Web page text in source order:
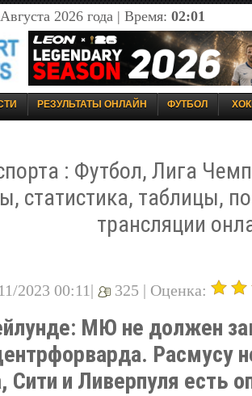
2026 года | Время: 02:01
РЕЗУЛЬТАТЫ ОНЛАЙН ФУТБОЛ
: Футбол, Лига
статистика, таблицы,
трансляции
2023 00:11| 325 | Оценка:
МЮ не должен
Расмусу
Сити и Ливерпуля есть